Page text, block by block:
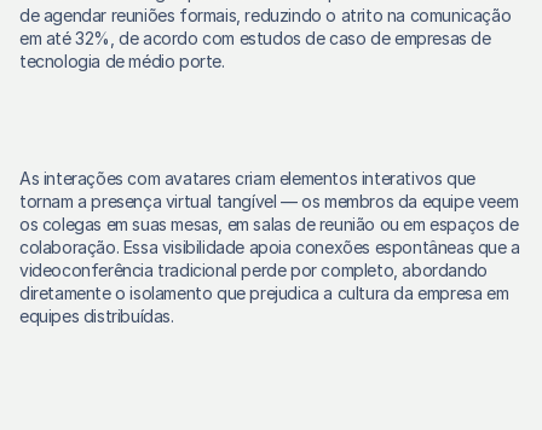
de agendar reuniões formais, reduzindo o atrito na comunicação
em até 32%, de acordo com estudos de caso de empresas de
tecnologia de médio porte.
As interações com avatares criam elementos interativos que
tornam a presença virtual tangível — os membros da equipe veem
os colegas em suas mesas, em salas de reunião ou em espaços de
colaboração. Essa visibilidade apoia conexões espontâneas que a
videoconferência tradicional perde por completo, abordando
diretamente o isolamento que prejudica a cultura da empresa em
equipes distribuídas.